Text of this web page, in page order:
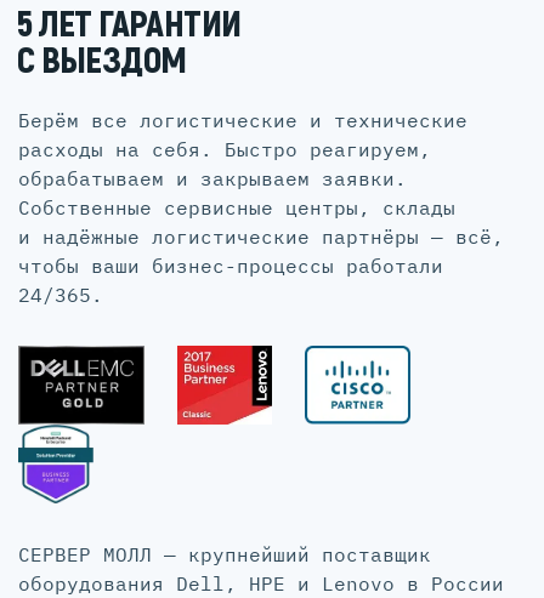
5 ЛЕТ ГАРАНТИИ
С ВЫЕЗДОМ
Берём все логистические и технические
расходы на себя. Быстро реагируем,
обрабатываем и закрываем заявки.
Собственные сервисные центры, склады
и надёжные логистические партнёры — всё,
чтобы ваши бизнес-процессы работали
24/365.
СЕРВЕР МОЛЛ — крупнейший поставщик
оборудования Dell, HPE и Lenovo в России